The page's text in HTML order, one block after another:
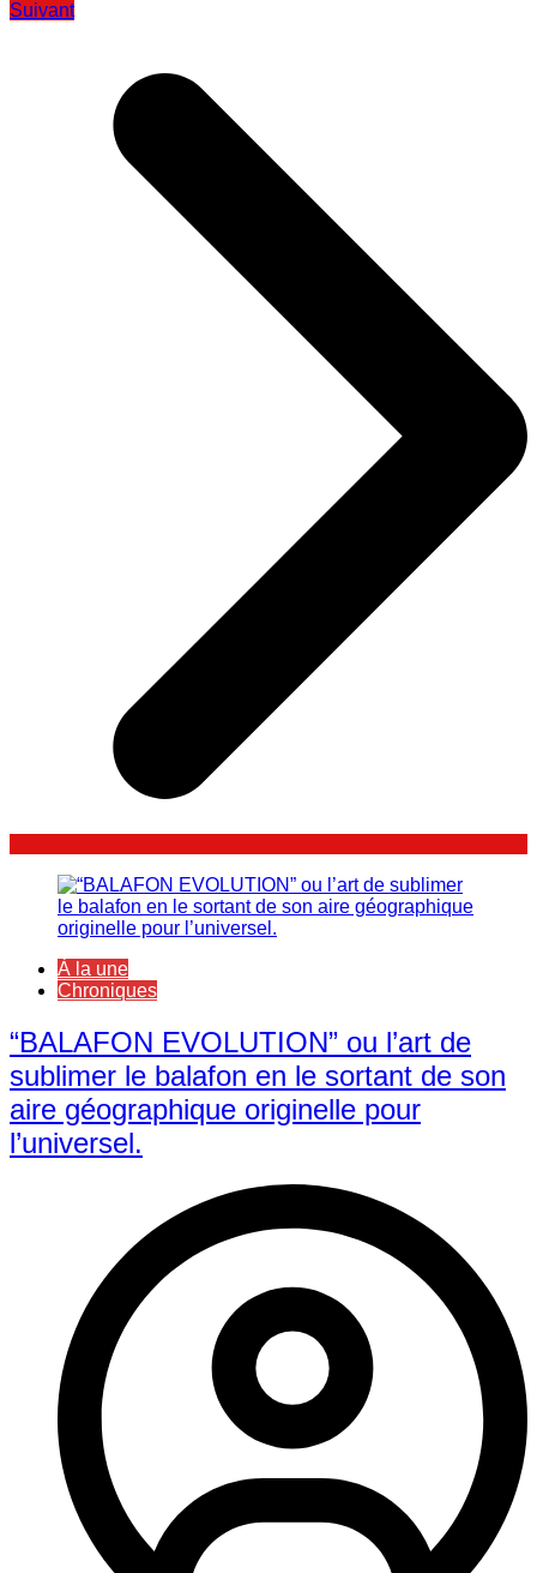
Suivant
À la une
Chroniques
“BALAFON EVOLUTION” ou l’art de
sublimer le balafon en le sortant de son
aire géographique originelle pour
l’universel.